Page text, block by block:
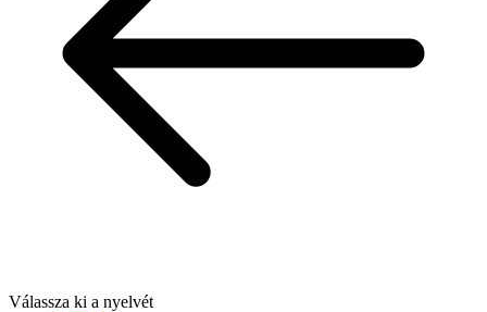
Válassza ki a nyelvét